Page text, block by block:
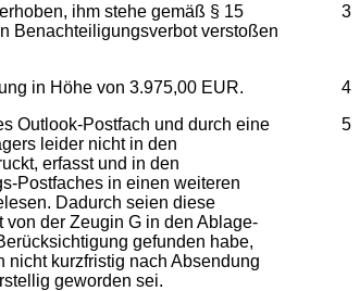
3
ihm stehe gemäß § 15
Benachteiligungsverbot verstoßen
4
in Höhe von 3.975,00 EUR.
5
Postfach und durch eine
leider nicht in den
erfasst und in den
Postfaches in einen weiteren
Dadurch seien diese
der Zeugin G in den Ablage-
gefunden habe,
nicht kurzfristig nach Absendung
geworden sei.